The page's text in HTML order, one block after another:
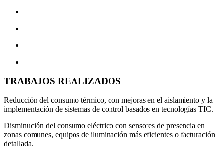
TRABAJOS REALIZADOS
Reducción del consumo térmico, con mejoras en el aislamiento y la
implementación de sistemas de control basados en tecnologías TIC.
Disminución del consumo eléctrico con sensores de presencia en
zonas comunes, equipos de iluminación más eficientes o facturación
detallada.